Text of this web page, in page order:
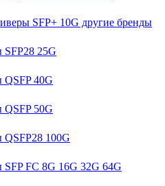
SFP+ 10G другие бренды
SFP28 25G
QSFP 40G
QSFP 50G
QSFP28 100G
SFP FC 8G 16G 32G 64G